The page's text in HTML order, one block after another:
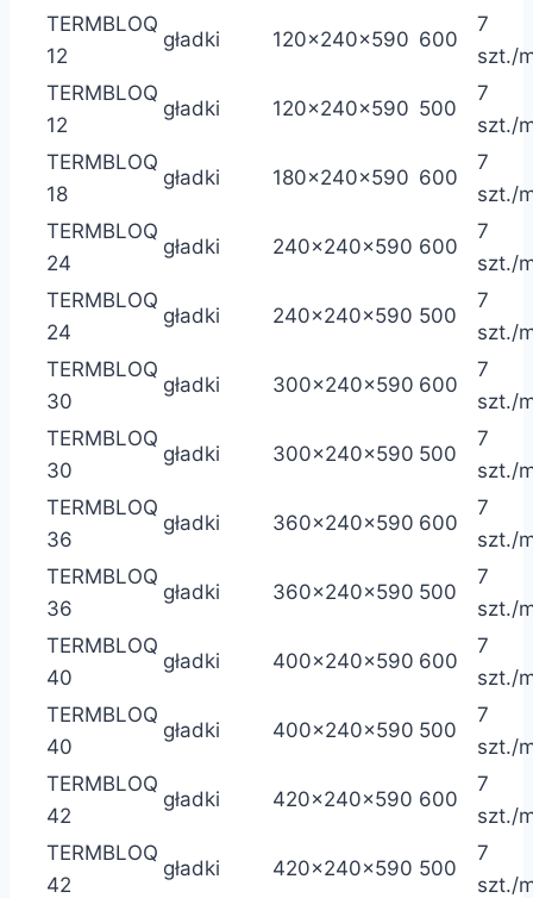
TERMBLOQ
12
gładki 120x240x590 600
7
szt./
TERMBLOQ
12
gładki 120x240x590 500
7
szt./
TERMBLOQ
18
gładki 180x240x590 600
7
szt./
TERMBLOQ
24
gładki 240x240x590 600
7
szt./
TERMBLOQ
24
gładki 240x240x590 500
7
szt./
TERMBLOQ
30
gładki 300x240x590 600
7
szt./
TERMBLOQ
30
gładki 300x240x590 500
7
szt./
TERMBLOQ
36
gładki 360x240x590 600
7
szt./
TERMBLOQ
36
gładki 360x240x590 500
7
szt./
TERMBLOQ
40
gładki 400x240x590 600
7
szt./
TERMBLOQ
40
gładki 400x240x590 500
7
szt./
TERMBLOQ
42
gładki 420x240x590 600
7
szt./
TERMBLOQ
42
gładki 420x240x590 500
7
szt./